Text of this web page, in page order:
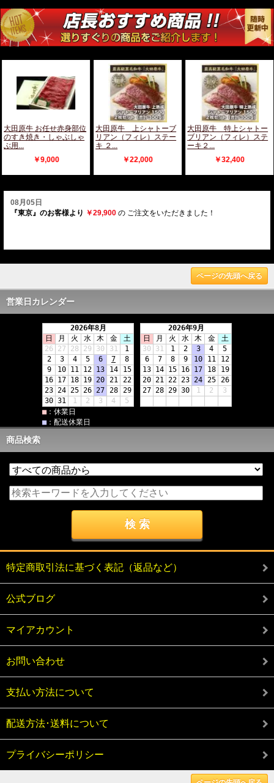
ページの先頭へ戻る
営業日カレンダー
商品検索
特定商取引法に基づく表記（返品など）
公式ブログ
マイアカウント
お問い合わせ
支払い方法について
配送方法･送料について
プライバシーポリシー